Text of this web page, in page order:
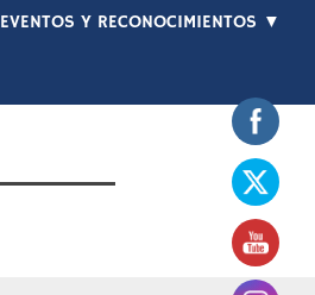
EVENTOS Y RECONOCIMIENTOS ▼